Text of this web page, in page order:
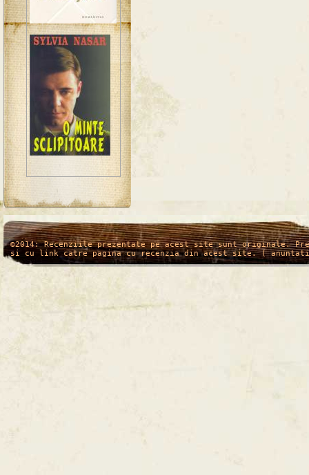
/* */
©2014: Recenziile prezentate pe acest site sunt originale.
si cu link catre pagina cu recenzia din acest site. (